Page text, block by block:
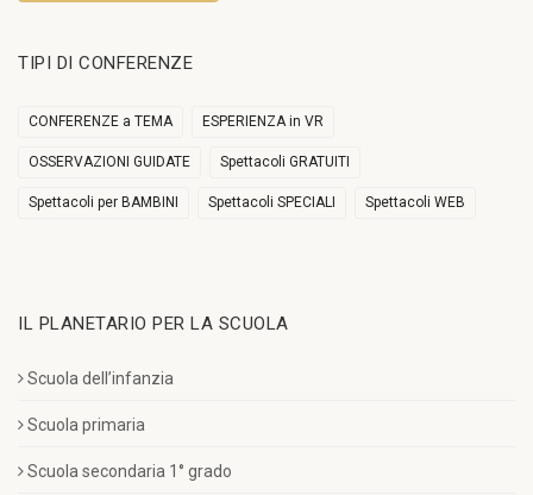
TIPI DI CONFERENZE
CONFERENZE a TEMA ESPERIENZA in VR
OSSERVAZIONI GUIDATE Spettacoli GRATUITI
Spettacoli per BAMBINI Spettacoli SPECIALI Spettacoli WEB
IL PLANETARIO PER LA SCUOLA
Scuola dell’infanzia
Scuola primaria
Scuola secondaria 1° grado